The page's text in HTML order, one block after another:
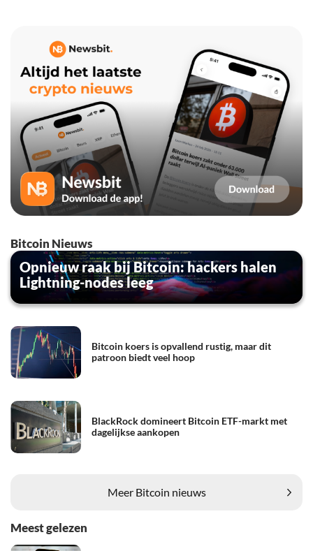
Bitcoin Nieuws
Opnieuw raak bij Bitcoin: hackers halen
Lightning-nodes leeg
Bitcoin koers is opvallend rustig, maar dit
patroon biedt veel hoop
BlackRock domineert Bitcoin ETF-markt met
dagelijkse aankopen
Meer Bitcoin nieuws
Meest gelezen